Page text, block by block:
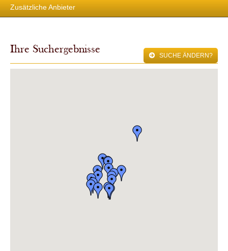
Zusätzliche Anbieter
Ihre Suchergebnisse SUCHE ÄNDERN?